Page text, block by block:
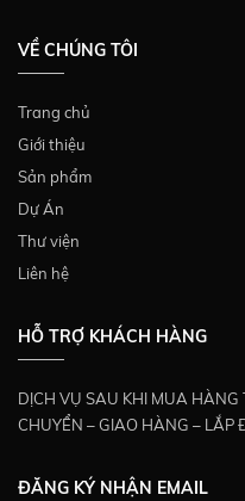
VỀ CHÚNG TÔI
Trang chủ
Giới thiệu
Sản phẩm
Dự Án
Thư viện
Liên hệ
HỖ TRỢ KHÁCH HÀNG
DỊCH VỤ SAU KHI MUA HÀNG
CHUYỂN – GIAO HÀNG – LẮP
ĐĂNG KÝ NHẬN EMAIL